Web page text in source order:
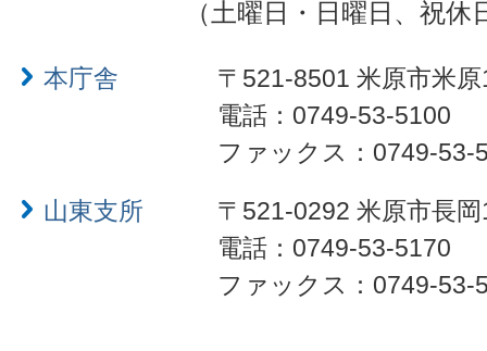
（土曜日・日曜日、祝
本庁舎
〒521-8501 米原市米
電話：0749-53-5100
ファックス：0749-53-
山東支所
〒521-0292 米原市長
電話：0749-53-5170
ファックス：0749-53-